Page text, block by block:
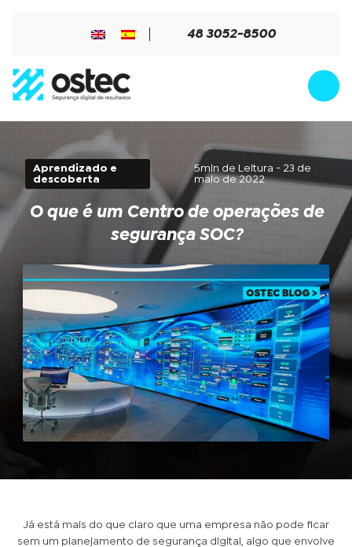
48 3052-8500
Aprendizado e
descoberta
5min de Leitura - 23 de
maio de 2022
O que é um Centro de operações de
segurança SOC?
Já está mais do que claro que uma empresa não pode ficar
sem um planejamento de segurança digital, algo que envolve